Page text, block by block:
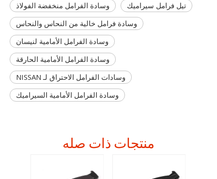
وسادة الفرامل منخفضة الفولاذ
تيل فرامل سيراميك
وسادة فرامل خالية من النحاس والنحاس
وسادة الفرامل الأمامية لنيسان
وسادة الفرامل الأمامية الحارقة
وسادات الفرامل الاحتراق لـ NISSAN
وسادة الفرامل الأمامية السيراميك
منتجات ذات صله